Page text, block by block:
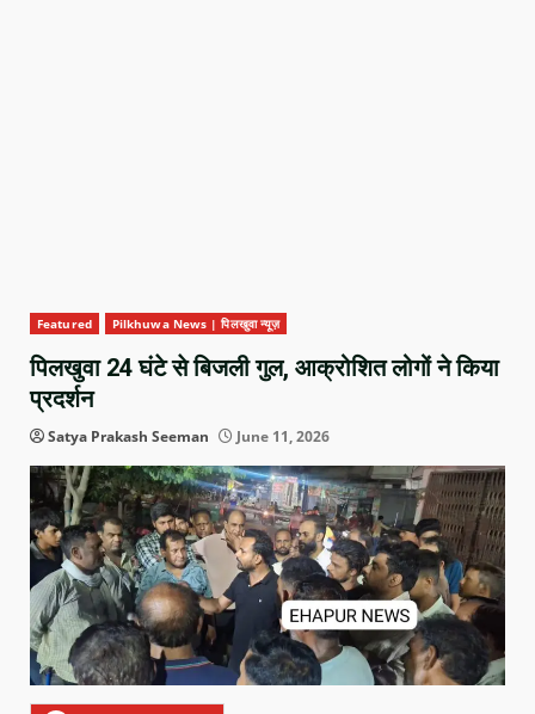
Featured Pilkhuwa News | पिलखुवा न्यूज़
पिलखुवा 24 घंटे से बिजली गुल, आक्रोशित लोगों ने किया
प्रदर्शन
Satya Prakash Seeman June 11, 2026